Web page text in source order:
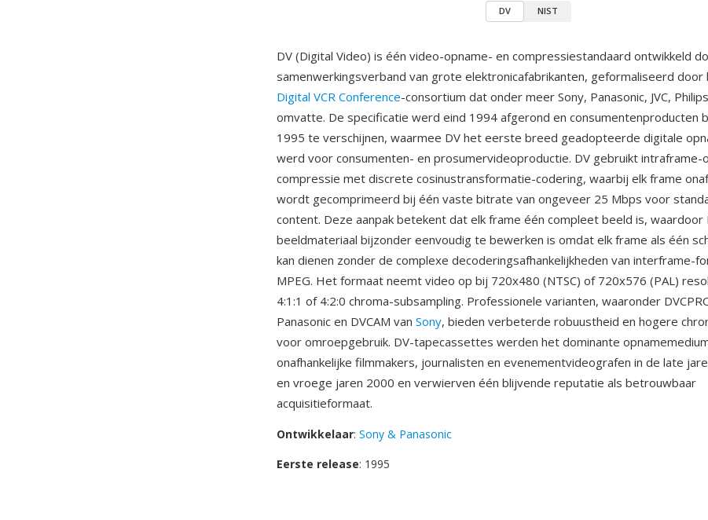
DV NIST
DV (Digital Video) is één video-opname- en compressiestandaard ontwikkeld
samenwerkingsverband van grote elektronicafabrikanten, geformaliseerd door
Digital VCR Conference-consortium dat onder meer Sony, Panasonic, JVC,
omvatte. De specificatie werd eind 1994 afgerond en consumentenproducten
1995 te verschijnen, waarmee DV het eerste breed geadopteerde digitale
werd voor consumenten- en prosumervideoproductie. DV gebruikt intraframe-
compressie met discrete cosinustransformatie-codering, waarbij elk frame
wordt gecomprimeerd bij één vaste bitrate van ongeveer 25 Mbps voor
content. Deze aanpak betekent dat elk frame één compleet beeld is, waardoor
beeldmateriaal bijzonder eenvoudig te bewerken is omdat elk frame als één
kan dienen zonder de complexe decoderingsafhankelijkheden van interframe-
MPEG. Het formaat neemt video op bij 720x480 (NTSC) of 720x576 (PAL)
4:1:1 of 4:2:0 chroma-subsampling. Professionele varianten, waaronder
Panasonic en DVCAM van Sony, bieden verbeterde robuustheid en hogere
voor omroepgebruik. DV-tapecassettes werden het dominante
onafhankelijke filmmakers, journalisten en evenementvideografen in de late
en vroege jaren 2000 en verwierven één blijvende reputatie als betrouwbaar
acquisitieformaat.
Ontwikkelaar: Sony & Panasonic
Eerste release: 1995